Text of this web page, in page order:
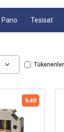
Pano Tesisat
%40